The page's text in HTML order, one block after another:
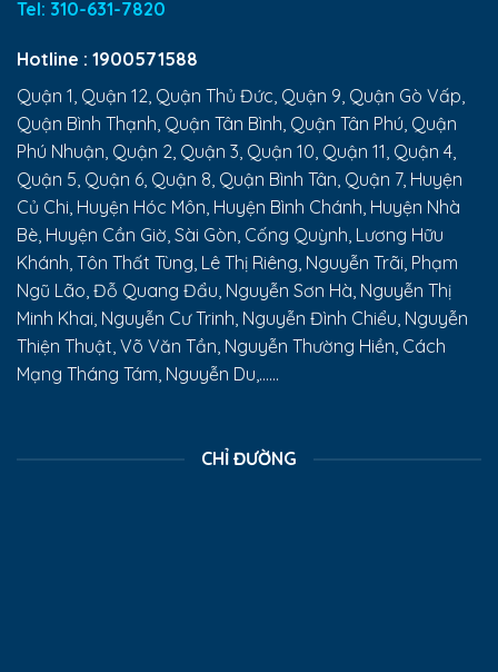
Tel: 310-631-7820
Hotline : 1900571588
Quận 1, Quận 12, Quận Thủ Đức, Quận 9, Quận Gò Vấp,
Quận Bình Thạnh, Quận Tân Bình, Quận Tân Phú, Quận
Phú Nhuận, Quận 2, Quận 3, Quận 10, Quận 11, Quận 4,
Quận 5, Quận 6, Quận 8, Quận Bình Tân, Quận 7, Huyện
Củ Chi, Huyện Hóc Môn, Huyện Bình Chánh, Huyện Nhà
Bè, Huyện Cần Giờ, Sài Gòn, Cống Quỳnh, Lương Hữu
Khánh, Tôn Thất Tùng, Lê Thị Riêng, Nguyễn Trãi, Phạm
Ngũ Lão, Đỗ Quang Đẩu, Nguyễn Sơn Hà, Nguyễn Thị
Minh Khai, Nguyễn Cư Trinh, Nguyễn Đình Chiểu, Nguyễn
Thiện Thuật, Võ Văn Tần, Nguyễn Thường Hiền, Cách
Mạng Tháng Tám, Nguyễn Du,......
CHỈ ĐƯỜNG